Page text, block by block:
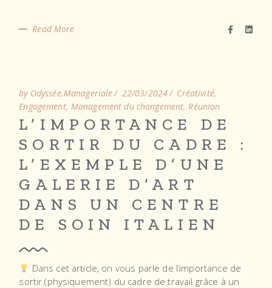
Read More
by Odyssée.Manageriale 22/03/2024
Créativité
Engagement Management du changement Réunion
L’IMPORTANCE DE
SORTIR DU CADRE :
L’EXEMPLE D’UNE
GALERIE D’ART
DANS UN CENTRE
DE SOIN ITALIEN
Dans cet article, on vous parle de l’importance de
sortir (physiquement) du cadre de travail grâce à un